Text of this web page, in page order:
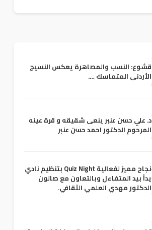
قشوع: النسب والمصاهرة يعكس النسيج
الأردني المتماسك ….
د. علي حسن عنبر ينعى شقيقه و قرة عينه
المرحوم الدكتور احمد حسن عنبر
نجاح مميز لفعالية Quiz Night بتنظيم نادي
يداً بيد المتفاءل وبالتعاون مع صالون
الدكتور مهدي العلمي الثقافي.